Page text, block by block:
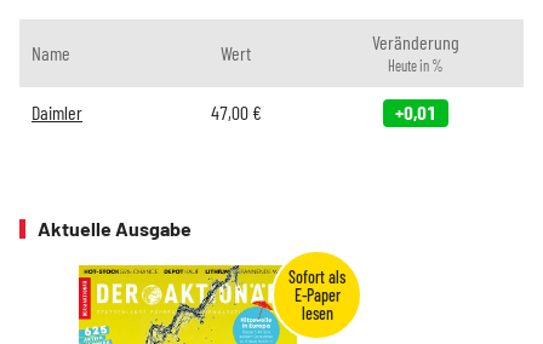
Name Wert Veränderung
Heute in %
Daimler 47,00€ +0,01
Aktuelle Ausgabe